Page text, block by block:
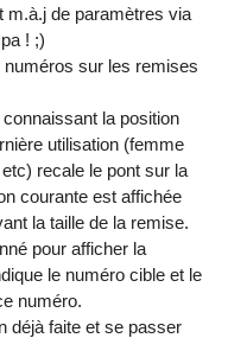
m.à.j de paramètres via
! ;)
sur les remises
la position
utilisation (femme
recale le pont sur la
courante est affichée
la taille de la remise.
pour afficher la
le numéro cible et le
numéro.
déjà faite et se passer